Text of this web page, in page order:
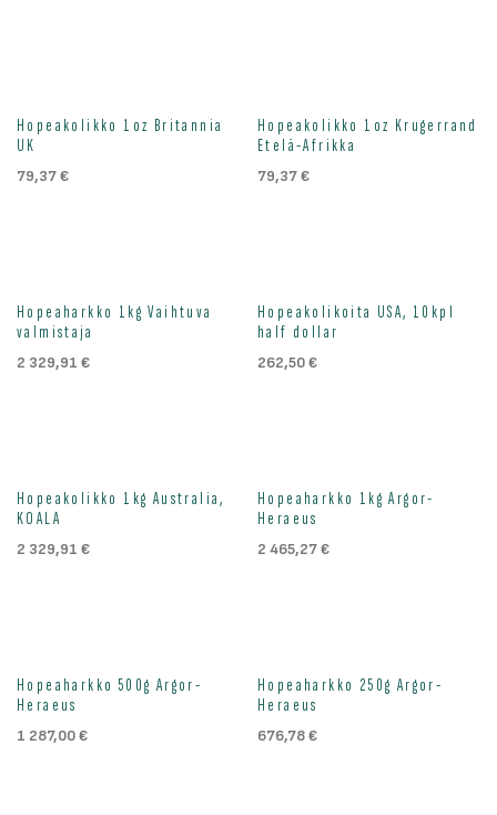
Hopeakolikko 1oz Britannia
UK
79,37€
Hopeakolikko 1oz Krugerrand
Etelä-Afrikka
79,37€
Hopeaharkko 1kg Vaihtuva
valmistaja
2 329,91 € Loppu väliaikaisesti
Hopeakolikoita USA, 10kpl
half dollar
262,50€
Hopeakolikko 1kg Australia,
KOALA
2 329,91 €
Hopeaharkko 1kg Argor-
Heraeus
2 465,27€
Hopeaharkko 500g Argor-
Heraeus
1 287,00€
Hopeaharkko 250g Argor-
Heraeus
676,78€